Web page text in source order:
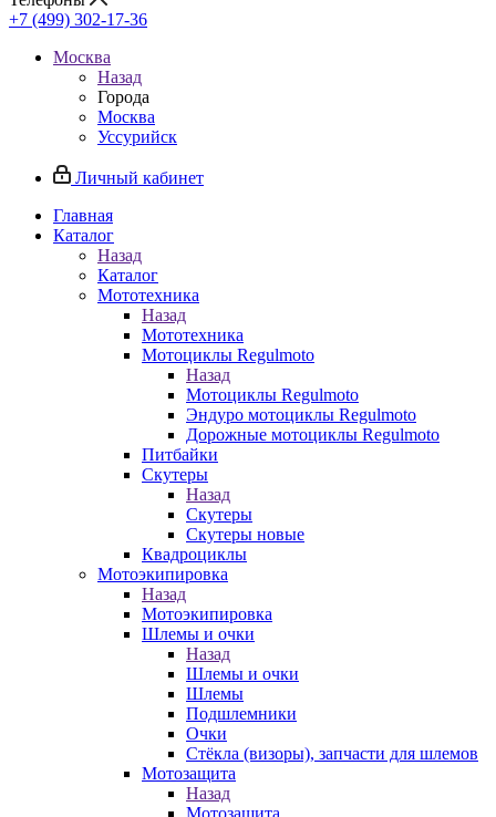
+7 (499) 302-17-36
Москва
Назад
Города
Москва
Уссурийск
Личный кабинет
Главная
Каталог
Назад
Каталог
Мототехника
Назад
Мототехника
Мотоциклы Regulmoto
Назад
Мотоциклы Regulmoto
Эндуро мотоциклы Regulmoto
Дорожные мотоциклы Regulmoto
Питбайки
Скутеры
Назад
Скутеры
Скутеры новые
Квадроциклы
Мотоэкипировка
Назад
Мотоэкипировка
Шлемы и очки
Назад
Шлемы и очки
Шлемы
Подшлемники
Очки
Стёкла (визоры), запчасти для шлемов
Мотозащита
Назад
Мотозащита